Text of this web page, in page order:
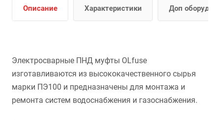
Описание Характеристики Доп
Электросварные ПНД муфты OLfuse
изготавливаются из высококачественного сырья
марки ПЭ100 и предназначены для монтажа и
ремонта систем водоснабжения и газоснабжения.